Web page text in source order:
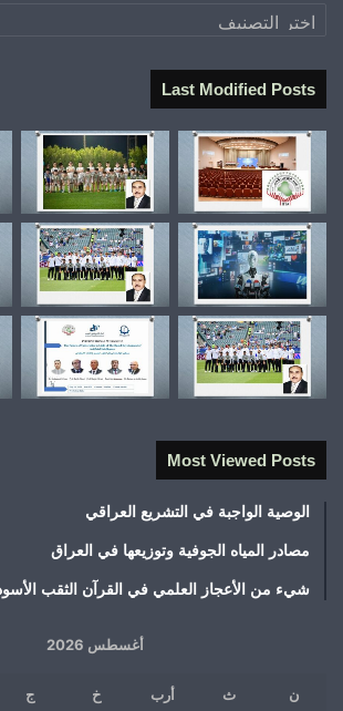
تصنيفات
Last Modified Posts
Most Viewed Posts
الوصية الواجبة في التشريع العراقي
مصادر المياه الجوفية وتوزيعها في العراق
شيء من الأعجاز العلمي في القرآن الثقب
أغسطس 2026
ن ث أرب خ ج